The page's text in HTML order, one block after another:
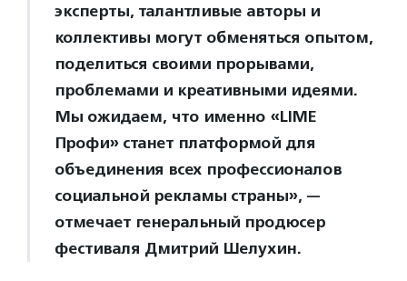
эксперты, талантливые авторы и
коллективы могут обменяться опытом,
поделиться своими прорывами,
проблемами и креативными идеями.
Мы ожидаем, что именно «LIME
Профи» станет платформой для
объединения всех профессионалов
социальной рекламы страны», —
отмечает генеральный продюсер
фестиваля Дмитрий Шелухин.